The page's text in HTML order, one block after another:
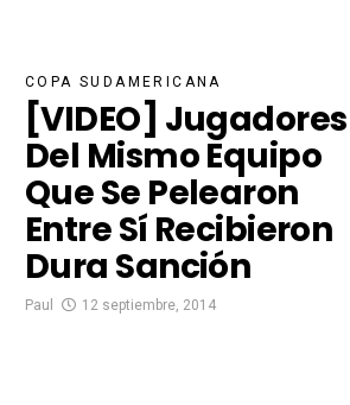
COPA SUDAMERICANA
[VIDEO] Jugadores
Del Mismo Equipo
Que Se Pelearon
Entre Sí Recibieron
Dura Sanción
Paul 12 septiembre, 2014